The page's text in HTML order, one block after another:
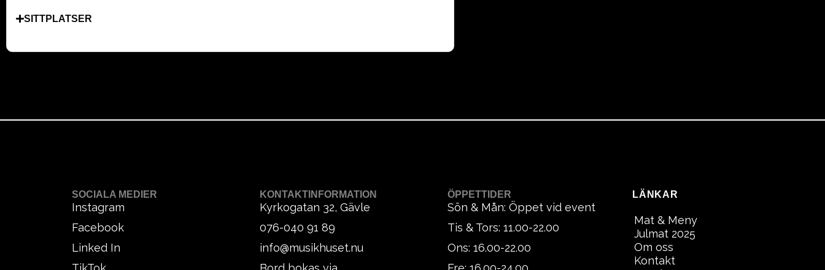
SITTPLATSER
SOCIALA MEDIER
Instagram
Facebook
Linked In
KONTAKTINFORMATION
Kyrkogatan 32, Gävle
076-040 91 89
info@musikhuset.nu
ÖPPETTIDER
Sön & Mån: Öppet vid event
Tis & Tors: 11.00-22.00
Ons: 16.00-22.00
LÄNKAR
Mat & Meny
Julmat 2025
Om oss
Kontakt